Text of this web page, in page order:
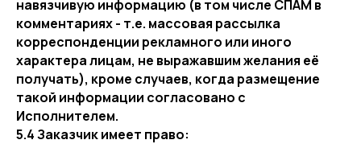
навязчивую информацию (в том числе СПАМ в
комментариях - т.е. массовая рассылка
корреспонденции рекламного или иного
характера лицам, не выражавшим желания её
получать), кроме случаев, когда размещение
такой информации согласовано с
Исполнителем.
5.4 Заказчик имеет право: